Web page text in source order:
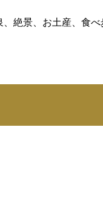
絶景、お土産、食